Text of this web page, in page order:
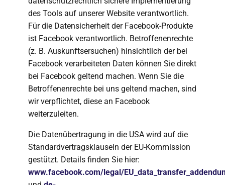
des Tools auf unserer Website verantwortlich.
Für die Datensicherheit der Facebook-Produkte
ist Facebook verantwortlich. Betroffenenrechte
(z. B. Auskunftsersuchen) hinsichtlich der bei
Facebook verarbeiteten Daten können Sie direkt
bei Facebook geltend machen. Wenn Sie die
Betroffenenrechte bei uns geltend machen, sind
wir verpflichtet, diese an Facebook
weiterzuleiten.
Die Datenübertragung in die USA wird auf die
Standardvertragsklauseln der EU-Kommission
gestützt. Details finden Sie hier:
www.facebook.com/legal/